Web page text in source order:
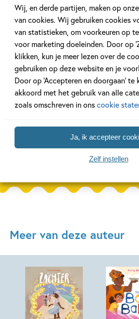
Wij, en derde partijen, maken op
van cookies. Wij gebruiken cookies
van statistieken, om voorkeuren op
voor marketing doeleinden. Door op
klikken, kun je meer lezen over de
gebruiken op deze website en je
Door op ‘Accepteren en doorgaan’
akkoord met het gebruik van alle
zoals omschreven in onscookie
Ja, ik accepteer
Zelf instellen
11 JANUARI 2026
Ons Kinderpanel leest:
‘Marvel Superhelden’
Lees meer
Meer van deze auteur